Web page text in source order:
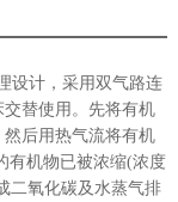
设计，采用双气路连
替使用。先将有机
后用热气流将有机
有机物已被浓缩(浓度
二氧化碳及水蒸气排